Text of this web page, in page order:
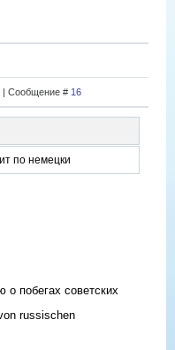
| Сообщение # 16
по немецки
о побегах советских
russischen